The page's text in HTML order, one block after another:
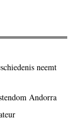
neemt
Andorra